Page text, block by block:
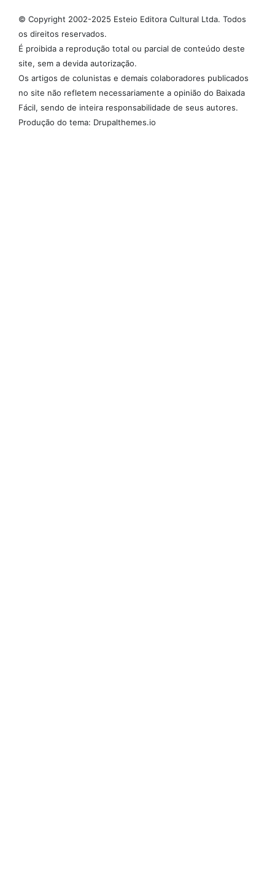
© Copyright 2002-2025 Esteio Editora Cultural Ltda. Todos
os direitos reservados.
É proibida a reprodução total ou parcial de conteúdo deste
site, sem a devida autorização.
Os artigos de colunistas e demais colaboradores publicados
no site não refletem necessariamente a opinião do Baixada
Fácil, sendo de inteira responsabilidade de seus autores.
Produção do tema: Drupalthemes.io